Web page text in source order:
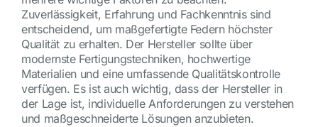
Zuverlässigkeit, Erfahrung und Fachkenntnis sind
entscheidend, um maßgefertigte Federn höchster
Qualität zu erhalten. Der Hersteller sollte über
modernste Fertigungstechniken, hochwertige
Materialien und eine umfassende Qualitätskontrolle
verfügen. Es ist auch wichtig, dass der Hersteller in
der Lage ist, individuelle Anforderungen zu verstehen
und maßgeschneiderte Lösungen anzubieten.